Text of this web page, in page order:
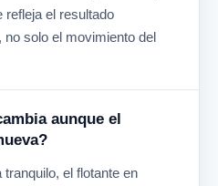
refleja el resultado
no solo el movimiento del
aunque el
el flotante en